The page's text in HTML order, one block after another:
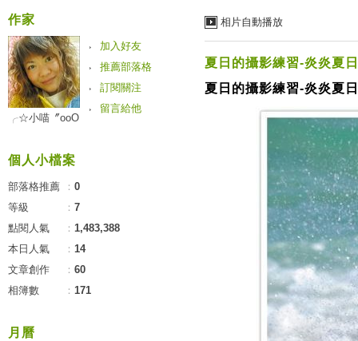
相片自動播放
夏日的攝影練習-炎炎夏
夏日的攝影練習-炎炎夏
作家
加入好友
推薦部落格
訂閱關注
留言給他
╭☆小喵〞oοО
個人小檔案
部落格推薦 ： 0
等級
： 7
點閱人氣
： 1,483,388
本日人氣
： 14
文章創作
： 60
相簿數
： 171
月曆